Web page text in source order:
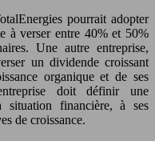
pourrait adopter
à verser entre 40% et 50%
Une autre entreprise,
un dividende croissant
organique et de ses
doit définir une
situation financière, à ses
de croissance.